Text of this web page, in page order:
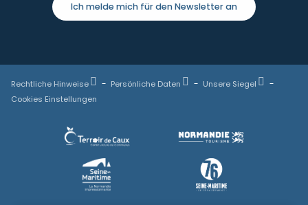
Ich melde mich für den Newsletter an
Rechtliche Hinweise Persönliche Daten
Unsere Siegel
Cookies Einstellungen